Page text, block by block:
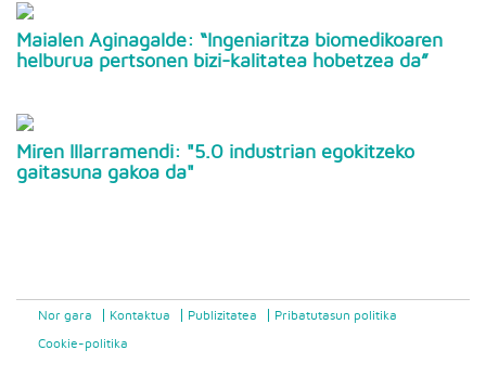
Maialen Aginagalde: “Ingeniaritza biomedikoaren
helburua pertsonen bizi-kalitatea hobetzea da”
Miren Illarramendi: "5.0 industrian egokitzeko
gaitasuna gakoa da"
Nor gara Kontaktua Publizitatea Pribatutasun politika
Cookie-politika